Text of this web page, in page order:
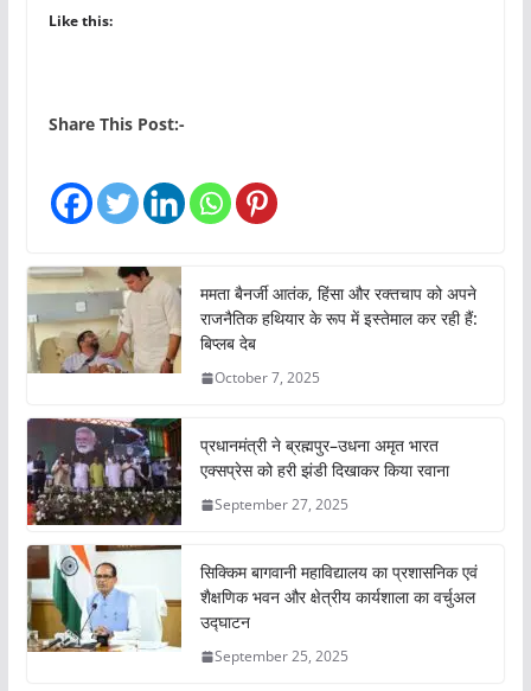
Like this:
Share This Post:-
ममता बैनर्जी आतंक, हिंसा और रक्तचाप को अपने
राजनैतिक हथियार के रूप में इस्तेमाल कर रही हैं:
बिप्लब देब
October 7, 2025
प्रधानमंत्री ने ब्रह्मपुर–उधना अमृत भारत
एक्सप्रेस को हरी झंडी दिखाकर किया रवाना
September 27, 2025
सिक्किम बागवानी महाविद्यालय का प्रशासनिक एवं
शैक्षणिक भवन और क्षेत्रीय कार्यशाला का वर्चुअल
उद्घाटन
September 25, 2025